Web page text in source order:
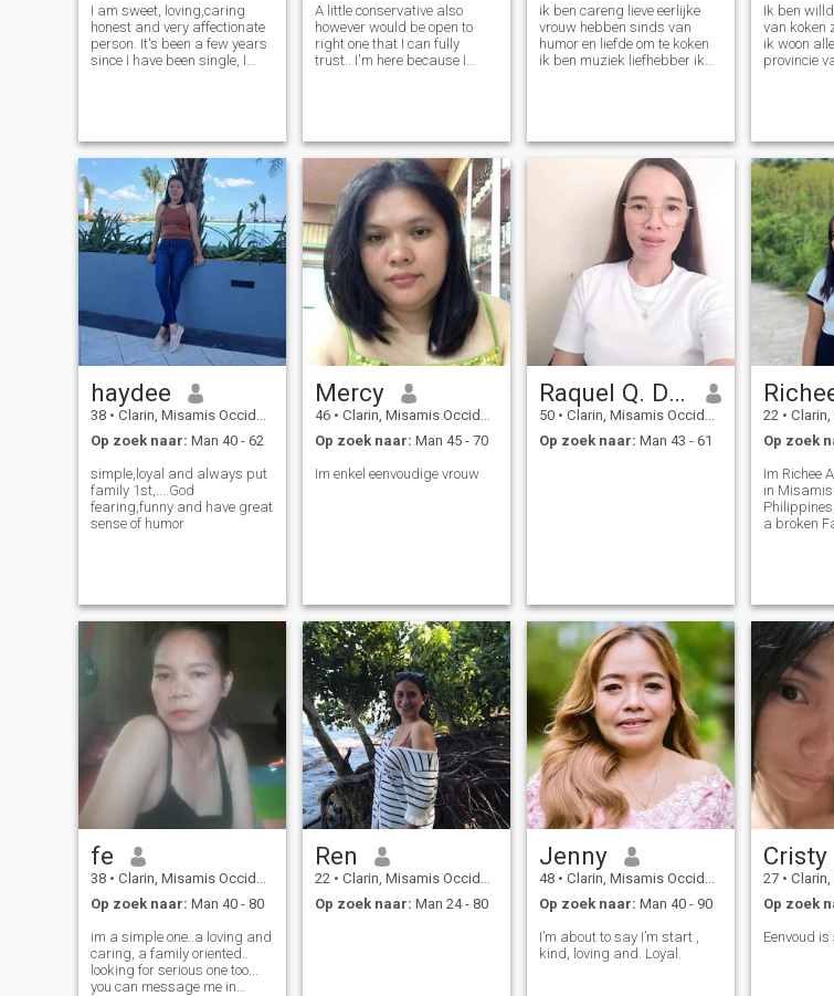
I am sweet, loving,caring
honest and very affectionate
person. It's been a few years
since I have been single, I
someone to be wi
A little conservative also
however would be open to
right one that I can fully
trust.. I'm here because I
for love again to someone
and build conn
ik ben careng lieve eerlijke
vrouw hebben sinds van
humor en liefde om te koken
ik ben muziek liefhebber ik
smiley ik hou van koken, en
im serious.not.into.playing
games ik hoop dat ik
iemand.Who.Make mehappy
en Ik maak hem ook
gelukkig.en voor de rest van
mijn leven. Open minded
Ik ben
van koken
ik woon
provincie
ervan om
ik ben 47
ben
ben hier
relatie
gebruikers
bereid om
en
haydee
38 • Clarin, Misamis Occidental, Filipijnen
Op zoek naar: Man 40 - 62
simple,loyal and always put
family 1st,....God
fearing,funny and have great
sense of humor
Mercy
46 • Clarin, Misamis Occidental, Filipijnen
Op zoek naar: Man 45 - 70
Im enkel eenvoudige vrouw
Raquel Q. Dat-ugan
50 • Clarin, Misamis Occidental, Filipijnen
Op zoek naar: Man 43 - 61
22 • Clarin,
Op zoek
Im Richee
in Misamis
a broken
us
fe
38 • Clarin, Misamis Occidental, Filipijnen
Op zoek naar: Man 40 - 80
im a simple one..a loving and
caring, a family oriented..
looking for serious one too...
you can message me in
Ren
22 • Clarin, Misamis Occidental, Filipijnen
Op zoek naar: Man 24 - 80
Jenny
48 • Clarin, Misamis Occidental, Filipijnen
Op zoek naar: Man 40 - 90
I’m about to say I’m start ,
kind, loving and. Loyal.
Cristy
27 • Clarin,
Op zoek
Eenvoud is